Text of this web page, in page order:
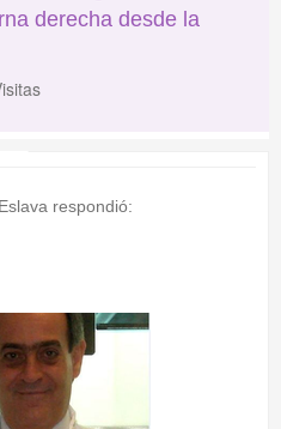
derecha desde la
respondió: